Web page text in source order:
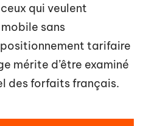
qui veulent
sans
tarifaire
mérite d’être examiné
des forfaits français.